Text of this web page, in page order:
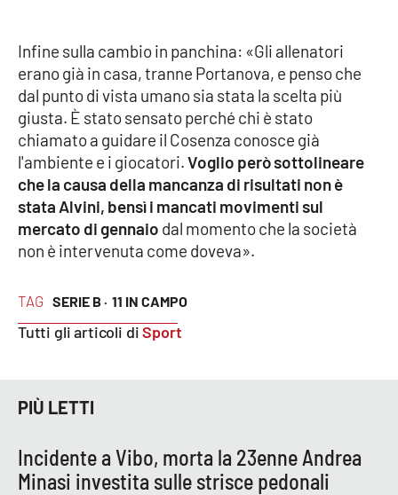
TAG SERIE B · 11 IN CAMPO
Tutti gli articoli diSport
Infine sulla cambio in panchina: «Gli allenatori
erano già in casa, tranne Portanova, e penso che
dal punto di vista umano sia stata la scelta più
giusta. È stato sensato perché chi è stato
chiamato a guidare il Cosenza conosce già
l'ambiente e i giocatori.Voglio però sottolineare
che la causa della mancanza di risultati non è
stata Alvini, bensì i mancati movimenti sul
mercato di gennaio dal momento che la società
non è intervenuta come doveva».
PIÙ LETTI
Incidente a Vibo, morta la 23enne Andrea
Minasi investita sulle strisce pedonali